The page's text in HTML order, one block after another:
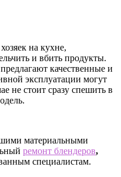
на кухне,
и вбить продукты.
качественные и
эксплуатации могут
не стоит сразу спешить в
материальными
ремонт блендеров,
специалистам.